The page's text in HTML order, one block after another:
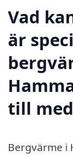
Vad
är
till
Bergvärme i